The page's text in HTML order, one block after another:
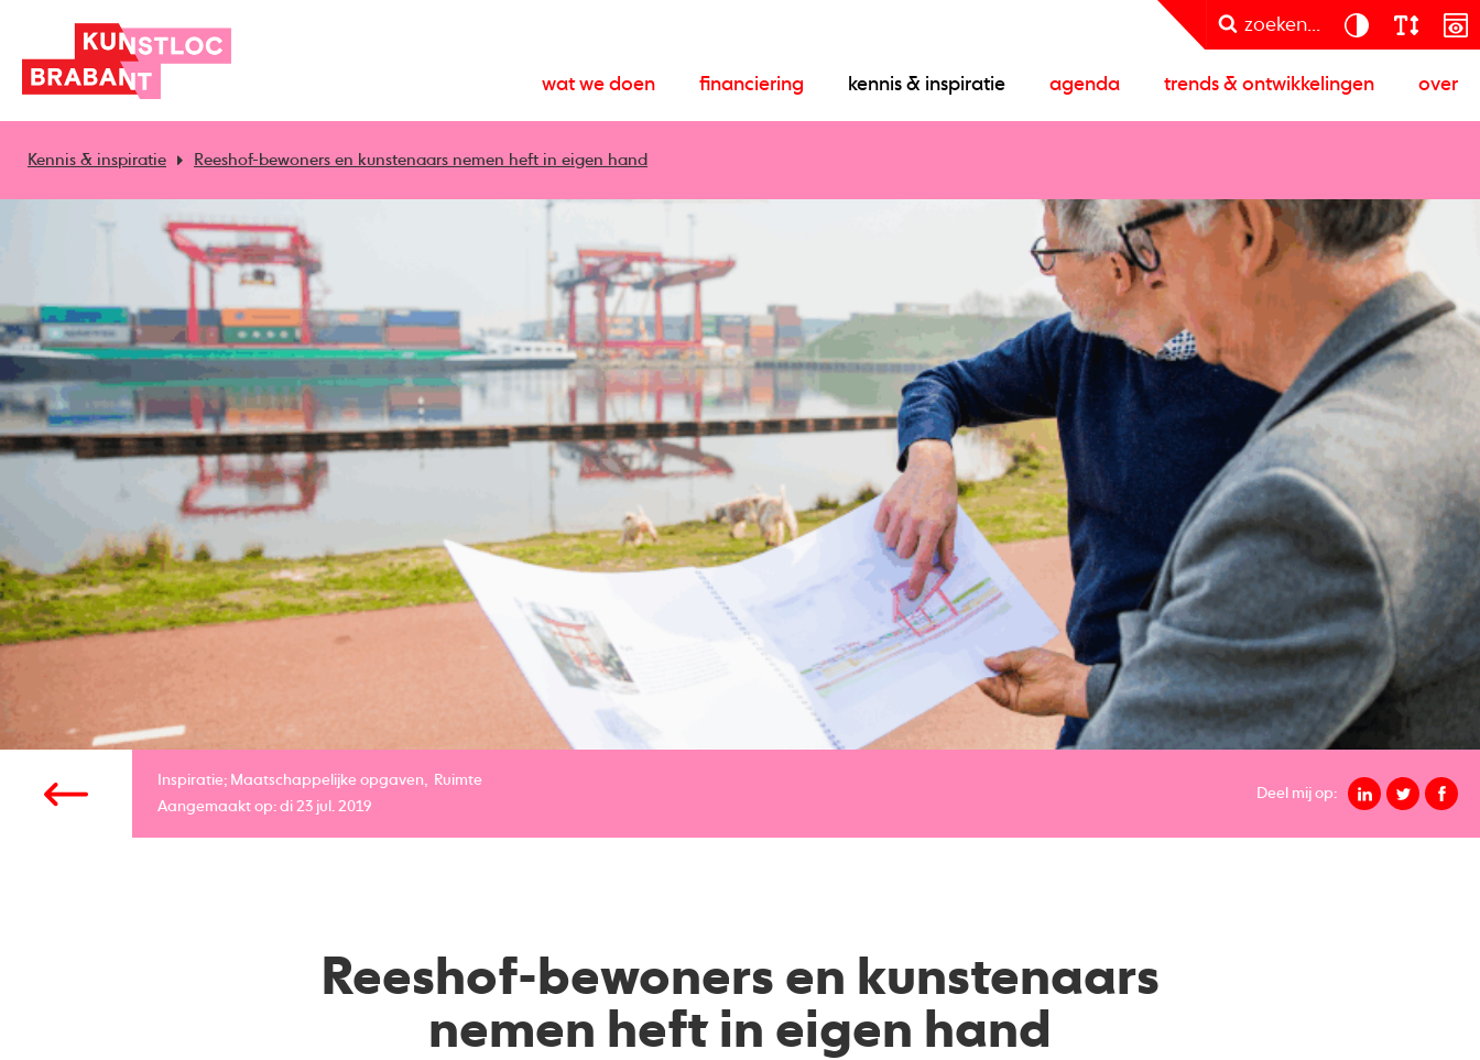
zoeken...
wat we doen financiering kennis & inspiratie agenda trends & ontwikkelingen over
Kennis & inspiratie Reeshof-bewoners en kunstenaars nemen heft in eigen hand
Inspiratie; Maatschappelijke opgaven
Ruimte
Aangemaakt op: di 23 jul. 2019
Deel mij op:
Reeshof-bewoners en kunstenaars
nemen heft in eigen hand